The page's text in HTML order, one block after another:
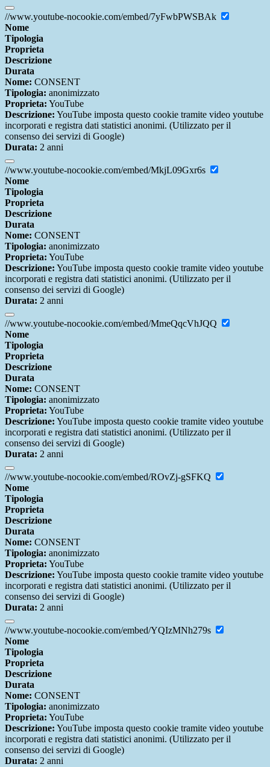
//www.youtube-nocookie.com/embed/7yFwbPWSBAk
Nome
Tipologia
Proprieta
Descrizione
Durata
Nome: CONSENT
Tipologia: anonimizzato
Proprieta: YouTube
Descrizione: YouTube imposta questo cookie tramite video youtube
incorporati e registra dati statistici anonimi. (Utilizzato per il
consenso dei servizi di Google)
Durata: 2 anni
//www.youtube-nocookie.com/embed/MkjL09Gxr6s
Nome
Tipologia
Proprieta
Descrizione
Durata
Nome: CONSENT
Tipologia: anonimizzato
Proprieta: YouTube
Descrizione: YouTube imposta questo cookie tramite video youtube
incorporati e registra dati statistici anonimi. (Utilizzato per il
consenso dei servizi di Google)
Durata: 2 anni
//www.youtube-nocookie.com/embed/MmeQqcVhJQQ
Nome
Tipologia
Proprieta
Descrizione
Durata
Nome: CONSENT
Tipologia: anonimizzato
Proprieta: YouTube
Descrizione: YouTube imposta questo cookie tramite video youtube
incorporati e registra dati statistici anonimi. (Utilizzato per il
consenso dei servizi di Google)
Durata: 2 anni
//www.youtube-nocookie.com/embed/ROvZj-gSFKQ
Nome
Tipologia
Proprieta
Descrizione
Durata
Nome: CONSENT
Tipologia: anonimizzato
Proprieta: YouTube
Descrizione: YouTube imposta questo cookie tramite video youtube
incorporati e registra dati statistici anonimi. (Utilizzato per il
consenso dei servizi di Google)
Durata: 2 anni
//www.youtube-nocookie.com/embed/YQIzMNh279s
Nome
Tipologia
Proprieta
Descrizione
Durata
Nome: CONSENT
Tipologia: anonimizzato
Proprieta: YouTube
Descrizione: YouTube imposta questo cookie tramite video youtube
incorporati e registra dati statistici anonimi. (Utilizzato per il
consenso dei servizi di Google)
Durata: 2 anni